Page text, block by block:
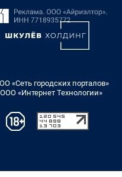
«Сеть городских порталов»
«Интернет Технологии»